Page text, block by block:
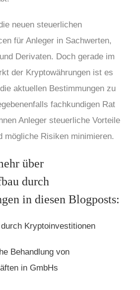
neuen steuerlichen
für Anleger in Sachwerten,
Derivaten. Doch gerade im
der Kryptowährungen ist es
aktuellen Bestimmungen zu
fachkundigen Rat
Anleger steuerliche Vorteile
mögliche Risiken minimieren.
über
durch
in diesen Blogposts:
Kryptoinvestitionen
Behandlung von
in GmbHs